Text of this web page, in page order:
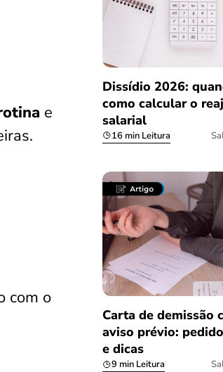
e
com o
Dissídio 2026:
como calcular o
salarial
16 min Leitura
Carta de demissão
aviso prévio:
e dicas
9 min Leitura